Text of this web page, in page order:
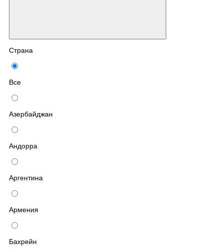
Страна
Все
Азербайджан
Андорра
Аргентина
Армения
Бахрейн